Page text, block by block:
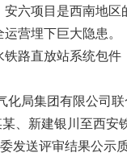
六项目是西南地区
营埋下巨大隐患。
路直放站系统包件
局集团有限公司
、新建银川至西安
发送评审结果公示